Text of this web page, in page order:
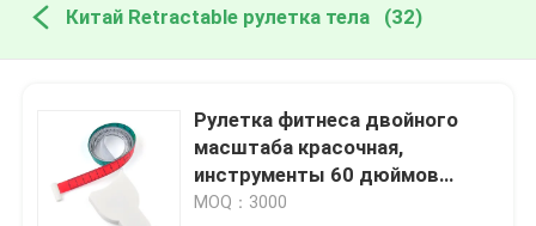
Китай Retractable рулетка тела (32)
Рулетка фитнеса двойного
масштаба красочная,
инструменты 60 дюймов
150cm шить измеряя
MOQ：3000